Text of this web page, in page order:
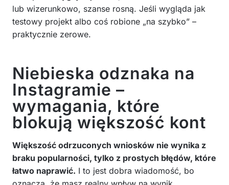
lub wizerunkowo, szanse rosną. Jeśli wygląda jak
testowy projekt albo coś robione „na szybko” –
praktycznie zerowe.
Niebieska odznaka na
Instagramie –
wymagania, które
blokują większość kont
Większość odrzuconych wniosków nie wynika z
braku popularności, tylko z prostych błędów, które
łatwo naprawić. I to jest dobra wiadomość, bo